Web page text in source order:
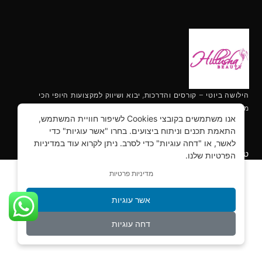
אנו משתמשים בקובצי Cookies לשיפור חוויית המשתמש,
התאמת תכנים וניתוח ביצועים. בחרו "אשר עוגיות" כדי
לאשר, או "דחה עוגיות" כדי לסרב. ניתן לקרוא עוד במדיניות
הפרטיות שלנו.
מדיניות פרטיות
אשר עוגיות
דחה עוגיות
הילושה ביוטי – קורסים והדרכות, יבוא ושיווק למקצועות היופי הכי
מתקדמים.
טראנדים חמים